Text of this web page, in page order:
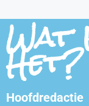
Wat
Het?
Hoofdredactie